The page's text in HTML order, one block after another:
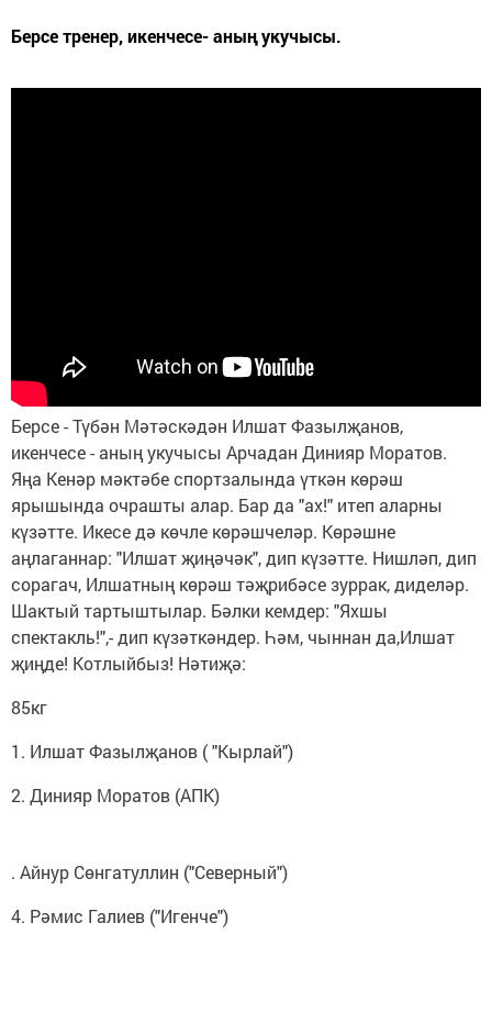
Берсе тренер, икенчесе- аның укучысы.
Берсе - Түбән Мәтәскәдән Илшат Фазылҗанов,
икенчесе - аның укучысы Арчадан Динияр Моратов.
Яңа Кенәр мәктәбе спортзалында үткән көрәш
ярышында очрашты алар. Бар да "ах!" итеп аларны
күзәтте. Икесе дә көчле көрәшчеләр. Көрәшне
аңлаганнар: "Илшат җиңәчәк", дип күзәтте. Нишләп, дип
сорагач, Илшатның көрәш тәҗрибәсе зуррак, диделәр.
Шактый тартыштылар. Бәлки кемдер: "Яхшы
спектакль!",- дип күзәткәндер. Һәм, чыннан да,Илшат
җиңде! Котлыйбыз! Нәтиҗә:
85кг
1. Илшат Фазылҗанов ( "Кырлай")
2. Динияр Моратов (АПК)
. Айнур Сөнгатуллин ("Северный")
4. Рәмис Галиев ("Игенче")